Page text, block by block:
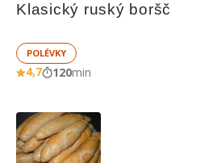
Klasický ruský boršč
POLÉVKY
4,7 120min